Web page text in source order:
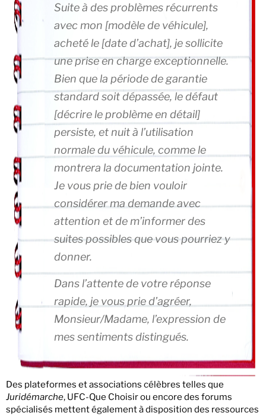
Suite à des problèmes récurrents
avec mon [modèle de véhicule],
acheté le [date d’achat], je sollicite
une prise en charge exceptionnelle.
Bien que la période de garantie
standard soit dépassée, le défaut
[décrire le problème en détail]
persiste, et nuit à l’utilisation
normale du véhicule, comme le
montrera la documentation jointe.
Je vous prie de bien vouloir
considérer ma demande avec
attention et de m’informer des
suites possibles que vous pourriez y
donner.
Dans l’attente de votre réponse
rapide, je vous prie d’agréer,
Monsieur/Madame, l’expression de
mes sentiments distingués.
Des plateformes et associations célèbres telles que
Juridémarche, UFC-Que Choisir ou encore des forums
spécialisés mettent également à disposition des ressources